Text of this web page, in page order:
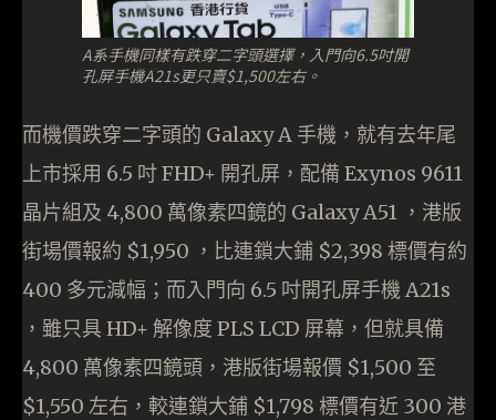
A系手機同樣有跌穿二字頭選擇，入門向6.5吋開
孔屏手機A21s更只賣$1,500左右。
而機價跌穿二字頭的 Galaxy A 手機，就有去年尾
上市採用 6.5 吋 FHD+ 開孔屏，配備 Exynos 9611
晶片組及 4,800 萬像素四鏡的 Galaxy A51 ，港版
街場價報約 $1,950 ，比連鎖大鋪 $2,398 標價有約
400 多元減幅；而入門向 6.5 吋開孔屏手機 A21s
，雖只具 HD+ 解像度 PLS LCD 屏幕，但就具備
4,800 萬像素四鏡頭，港版街場報價 $1,500 至
$1,550 左右，較連鎖大鋪 $1,798 標價有近 300 港